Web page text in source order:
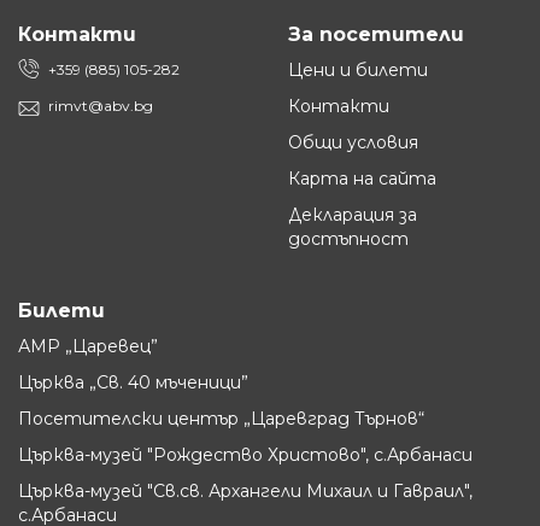
Контакти
+359 (885) 105-282
rimvt@abv.bg
За посетители
Цени и билети
Контакти
Общи условия
Карта на сайта
Декларация за
достъпност
Билети
АМР „Царевец”
Църква „Св. 40 мъченици”
Посетителски център „Царевград Търнов“
Църква-музей "Рождество Христово", с.Арбанаси
Църква-музей "Св.св. Архангели Михаил и Гавраил",
с.Арбанаси